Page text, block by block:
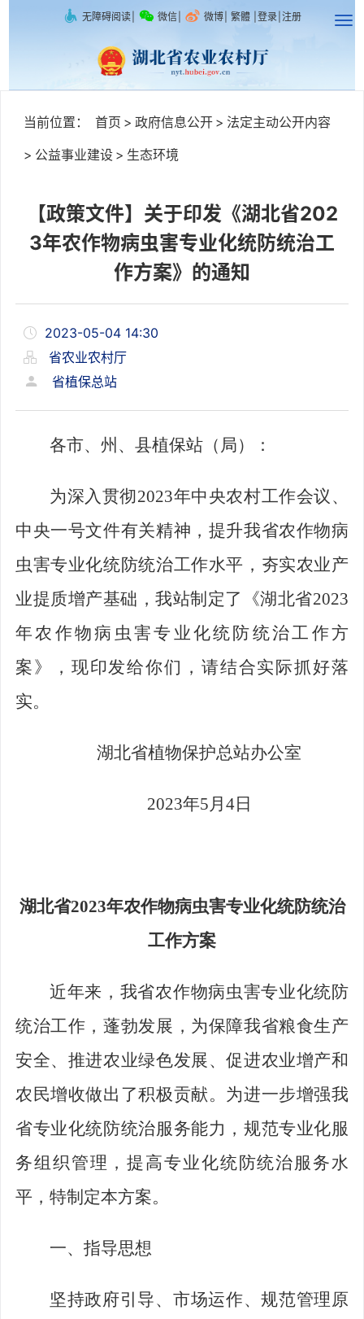
无障碍阅读 微信 微博 繁體 登录 注册
当前位置： 首页 > 政府信息公开 > 法定主动公开内容
> 公益事业建设 > 生态环境
【政策文件】关于印发《湖北省202
3年农作物病虫害专业化统防统治工
作方案》的通知
2023-05-04 14:30
省农业农村厅
省植保总站
各市、州、县植保站（局）：
为深入贯彻2023年中央农村工作会议、
中央一号文件有关精神，提升我省农作物病
虫害专业化统防统治工作水平，夯实农业产
业提质增产基础，我站制定了《湖北省2023
年农作物病虫害专业化统防统治工作方
案》，现印发给你们，请结合实际抓好落
实。
湖北省植物保护总站办公室
2023年5月 4日
湖北省2023年农作物病虫害专业化统防统治
工作方案
近年来，我省农作物病虫害专业化统防
统治工作，蓬勃发展，为保障我省粮食生产
安全、推进农业绿色发展、促进农业增产和
农民增收做出了积极贡献。为进一步增强我
省专业化统防统治服务能力，规范专业化服
务组织管理，提高专业化统防统治服务水
平，特制定本方案。
一、指导思想
坚持政府引导、市场运作、规范管理原